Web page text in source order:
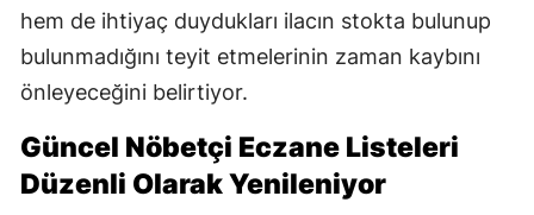
hem de ihtiyaç duydukları ilacın stokta bulunup
bulunmadığını teyit etmelerinin zaman kaybını
önleyeceğini belirtiyor.
Güncel Nöbetçi Eczane Listeleri
Düzenli Olarak Yenileniyor